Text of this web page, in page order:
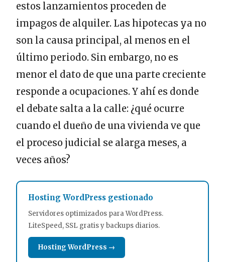
estos lanzamientos proceden de
impagos de alquiler. Las hipotecas ya no
son la causa principal, al menos en el
último periodo. Sin embargo, no es
menor el dato de que una parte creciente
responde a ocupaciones. Y ahí es donde
el debate salta a la calle: ¿qué ocurre
cuando el dueño de una vivienda ve que
el proceso judicial se alarga meses, a
veces años?
Hosting WordPress gestionado
Servidores optimizados para WordPress.
LiteSpeed, SSL gratis y backups diarios.
Hosting WordPress →